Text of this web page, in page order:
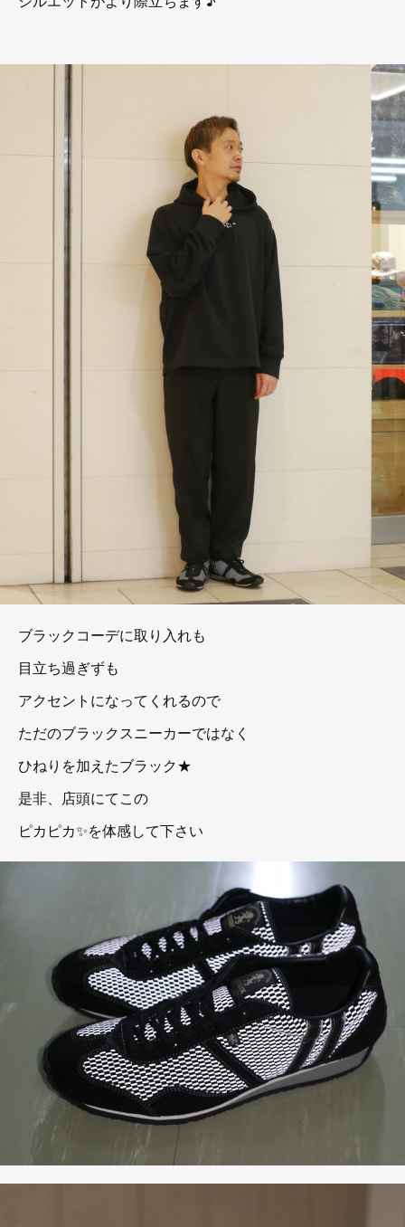
ブラックコーデに取り入れも
目立ち過ぎずも
アクセントになってくれるので
ただのブラックスニーカーではなく
ひねりを加えたブラック★
是非、店頭にてこの
ピカピカ✨を体感して下さい